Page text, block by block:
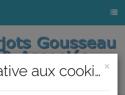
×
Politique relative aux cookies